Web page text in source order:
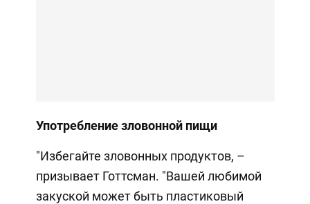
Употребление зловонной пищи
"Избегайте зловонных продуктов, –
призывает Готтсман. "Вашей любимой
закуской может быть пластиковый